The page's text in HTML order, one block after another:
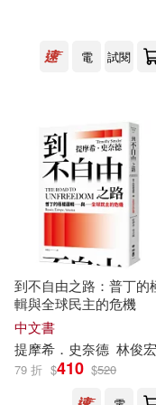
電 試閱
到不自由之路：普丁的
輯與全球民主的危機
中文書
提摩希．史奈德 林俊宏
79 折 $410 $520